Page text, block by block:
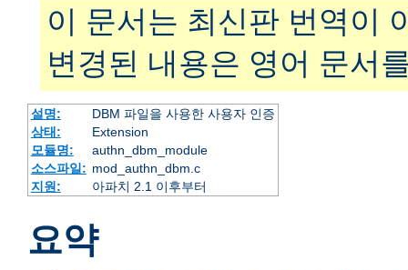
이 문서는 최신판 번역이
변경된 내용은 영어 문서
설명:
DBM 파일을 사용한 사용자 인증
상태:
Extension
모듈명:
authn_dbm_module
소스파일: mod_authn_dbm.c
지원:
아파치 2.1 이후부터
요약